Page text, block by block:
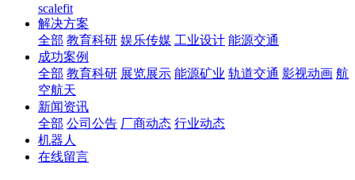
scalefit
解决方案
全部 教育科研 娱乐传媒 工业设计 能源交通
成功案例
全部 教育科研 展览展示 能源矿业 轨道交通 影视动画 航
空航天
新闻资讯
全部 公司公告 厂商动态 行业动态
机器人
在线留言